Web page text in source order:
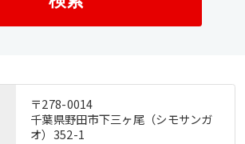
〒278-0014
千葉県野田市下三ヶ尾（シモサンガ
オ）352-1